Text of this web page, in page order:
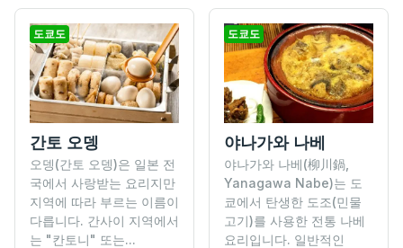
도쿄도
간토 오뎅
오뎅(간토 오뎅)은 일본 전
국에서 사랑받는 요리지만
지역에 따라 부르는 이름이
다릅니다. 간사이 지역에서
는 "칸토니" 또는...
도쿄도
야나가와 나베
야나가와 나베(柳川鍋,
Yanagawa Nabe)는 도
쿄에서 탄생한 도조(민물
고기)를 사용한 전통 나베
요리입니다. 일반적인